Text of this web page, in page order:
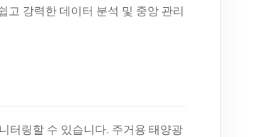
고 강력한 데이터 분석 및 중앙 관리
터링할 수 있습니다. 주거용 태양광